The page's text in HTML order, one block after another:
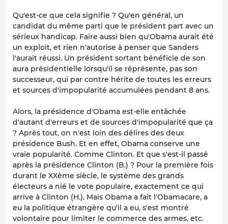
Qu'est-ce que cela signifie ? Qu'en général, un
candidat du même parti que le président part avec un
sérieux handicap. Faire aussi bien qu'Obama aurait été
un exploit, et rien n'autorise à penser que Sanders
l'aurait réussi. Un président sortant bénéficie de son
aura présidentielle lorsqu'il se réprésente, pas son
successeur, qui par contre hérite de toutes les erreurs
et sources d'impopularité accumulées pendant 8 ans.
Alors, la présidence d'Obama est-elle entâchée
d'autant d'erreurs et de sources d'impopularité que ça
? Après tout, on n'est loin des délires des deux
présidence Bush. Et en effet, Obama conserve une
vraie popularité. Comme Clinton. Et que s'est-il passé
après la présidence Clinton (B.) ? Pour la première fois
durant le XXème siècle, le système des grands
électeurs a nié le vote populaire, exactement ce qui
arrive à Clinton (H.). Mais Obama a fait l'Obamacare, a
eu la politique étrangère qu'il a eu, s'est montré
volontaire pour limiter le commerce des armes, etc.